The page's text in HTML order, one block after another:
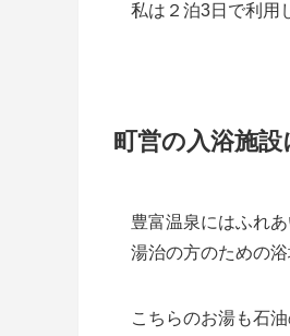
私は２泊3日で利用
町営の入浴施
豊富温泉にはふれ
湯治の方のための
こちらのお湯も石